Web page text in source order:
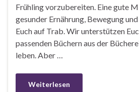
Frühling vorzubereiten. Eine gute
gesunder Ernährung, Bewegung
Euch auf Trab. Wir unterstützen
passenden Büchern aus der
leben. Aber …
Weiterlesen